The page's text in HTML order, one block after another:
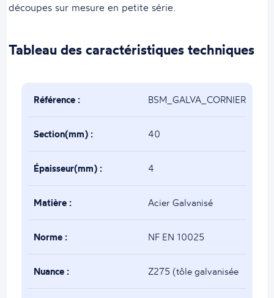
découpes sur mesure en petite série.
Tableau des caractéristiques techniques
Référence :
Section(mm) : 40
Épaisseur(mm) : 4
Matière : Acier Galvanisé
Norme : NF EN 10025
Nuance : Z275 (tôle galvanisée